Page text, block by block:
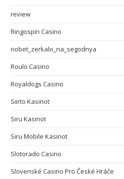
review
Ringospin Casino
riobet_zerkalo_na_segodnya
Roulo Casino
Royaldogs Casino
Siirto Kasinot
Siru Kasinot
Siru Mobile Kasinot
Slotorado Casino
Slovenské Casino Pro České Hráče